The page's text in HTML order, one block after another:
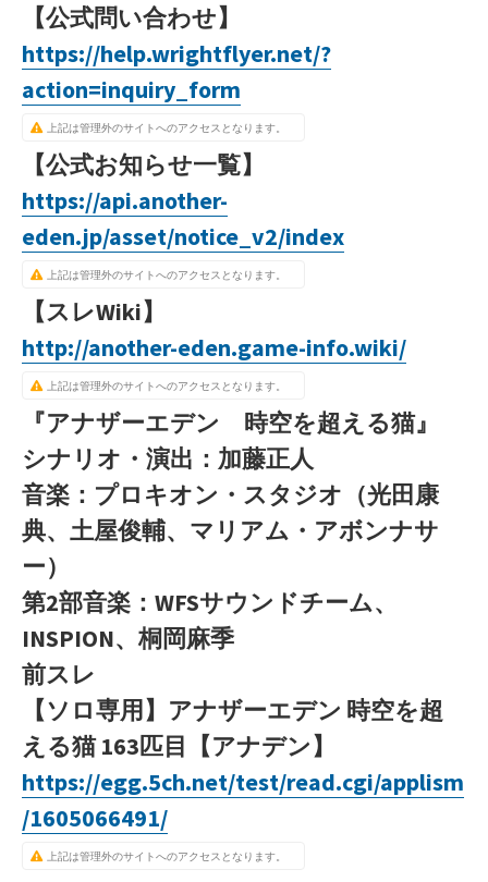
【公式問い合わせ】
https://help.wrightflyer.net/?
action=inquiry_form
上記は管理外のサイトへのアクセスとなります。
【公式お知らせ一覧】
https://api.another-
eden.jp/asset/notice_v2/index
上記は管理外のサイトへのアクセスとなります。
【スレWiki】
http://another-eden.game-info.wiki/
上記は管理外のサイトへのアクセスとなります。
『アナザーエデン 時空を超える猫』
シナリオ・演出：加藤正人
音楽：プロキオン・スタジオ（光田康
典、土屋俊輔、マリアム・アボンナサ
ー）
第2部音楽：WFSサウンドチーム、
INSPION、桐岡麻季
前スレ
【ソロ専用】アナザーエデン 時空を超
える猫 163匹目【アナデン】
https://egg.5ch.net/test/read.cgi/applism
/1605066491/
上記は管理外のサイトへのアクセスとなります。